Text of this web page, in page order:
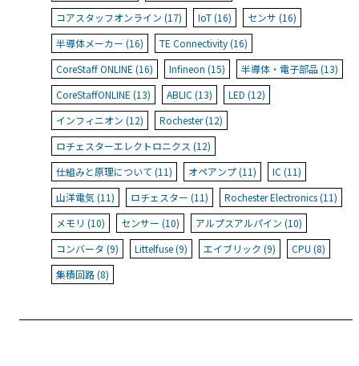
コアスタッフオンライン (17)
IoT (16)
センサ (16)
半導体メーカー (16)
TE Connectivity (16)
CoreStaff ONLINE (16)
Infineon (15)
半導体・電子部品 (13)
CoreStaffONLINE (13)
ABLIC (13)
LED (12)
インフィニオン (12)
Rochester (12)
ロチェスターエレクトロニクス (12)
仕組みと原理について (11)
オペアンプ (11)
IC (11)
山洋電気 (11)
ロチェスター (11)
Rochester Electronics (11)
メモリ (10)
センサー (10)
アルプスアルパイン (10)
コンバータ (9)
Littelfuse (9) エイブリック (9)
CPU (8)
集積回路 (8)